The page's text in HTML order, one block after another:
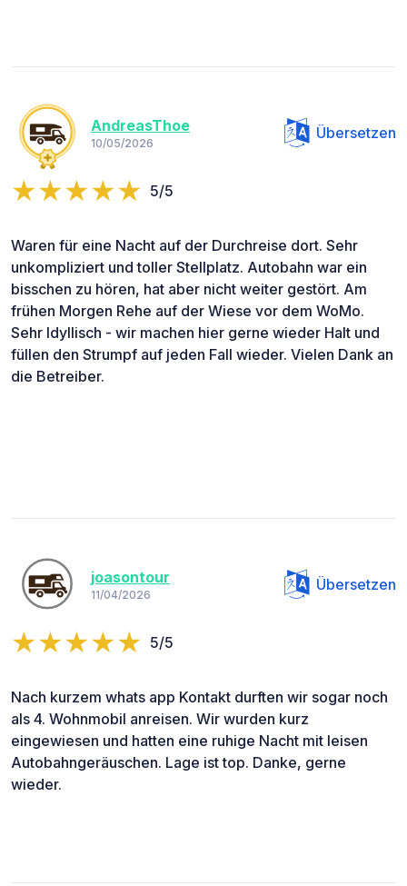
AndreasThoe
10/05/2026
Übersetzen
5/5
Waren für eine Nacht auf der Durchreise dort. Sehr
unkompliziert und toller Stellplatz. Autobahn war ein
bisschen zu hören, hat aber nicht weiter gestört. Am
frühen Morgen Rehe auf der Wiese vor dem WoMo.
Sehr Idyllisch - wir machen hier gerne wieder Halt und
füllen den Strumpf auf jeden Fall wieder. Vielen Dank an
die Betreiber.
joasontour
11/04/2026
Übersetzen
5/5
Nach kurzem whats app Kontakt durften wir sogar noch
als 4. Wohnmobil anreisen. Wir wurden kurz
eingewiesen und hatten eine ruhige Nacht mit leisen
Autobahngeräuschen. Lage ist top. Danke, gerne
wieder.